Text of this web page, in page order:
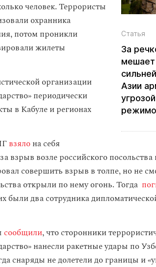
Статья
За
мешает
Азии
человек. Террористы
охранника
потом проникли
жилеты
организации
периодически
в Кабуле и регионах
взялона себя
взрыв возле российского
совершить взрыв в толпе, но не
открыли по нему огонь. Тогда
были два сотрудника
сообщили, что сторонники
нанесли ракетные удары по
снаряды не долетели до границы и